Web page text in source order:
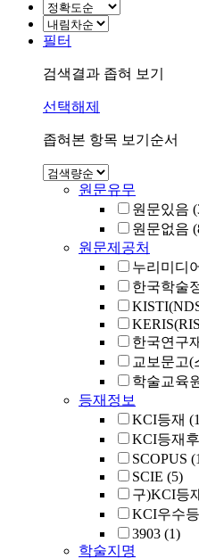
필터
검색결과 좁혀 보기
선택해제
좁혀본 항목 보기순서
원문유무
원문있음
원문없음
원문제공처
누리미디
한국학술
한국연구
교보문고(
학술교육
등재정보
KCI등재
KCI등재
SCOPUS
SCIE (5)
구)KCI등
KCI우수
3903 (1)
학술지명